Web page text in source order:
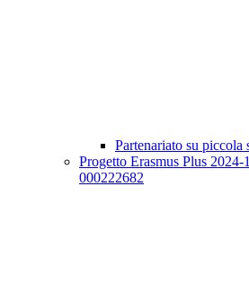
Partenariato su piccola
Progetto Erasmus Plus
000222682